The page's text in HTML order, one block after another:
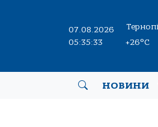
07.08.2026
05:35:34
+26°C
НОВИНИ